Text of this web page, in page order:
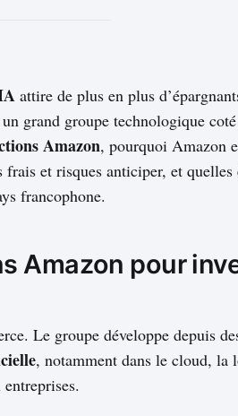
attire de plus en plus
grand groupe technologique
Amazon, pourquoi Amazon
et risques anticiper, et quelles
francophone.
Amazon pour
Le groupe développe depuis
, notamment dans le cloud, la